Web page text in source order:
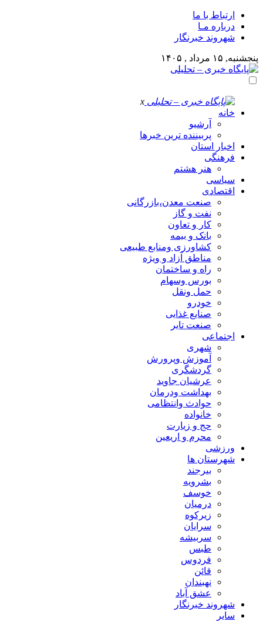
ارتباط با ما
درباره مـا
شهروند خبرنگار
پنجشنبه, ۱۵ مرداد , ۱۴۰۵
x
خانه
آرشیو
پربیننده ترین خبرها
اخبار استان
فرهنگی
هنر هشتم
سیاسی
اقتصادی
صنعت معدن،بازرگانی
نفت و گاز
کار و تعاون
بانک و بیمه
کشاورزی ومنابع طبیعی
مناطق آزاد و ویژه
راه و ساختمان
بورس وسهام
حمل ونقل
خودرو
صنایع غذایی
صنعت تایر
اجتماعی
شهری
آموزش وپرورش
گردشگری
عرشیان جاوید
بهداشت ودرمان
حوادث وانتظامی
خانواده
حج و زیارت
محرم و اریعین
ورزشی
شهرستان ها
بیرجند
بشرویه
خوسف
درمیان
زیرکوه
سرایان
سربیشه
طبس
فردوس
قائن
نهبندان
عشق آباد
شهروند خبرنگار
سایر